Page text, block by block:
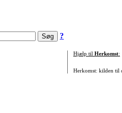
?
Hjælp til Herkomst:
Herkomst: kilden til